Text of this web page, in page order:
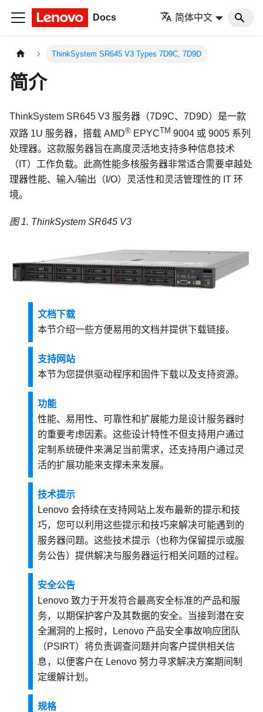
Docs 简体中文
ThinkSystem SR645 V3 Types 7D9C, 7D9D
简介
ThinkSystem SR645 V3 服务器（7D9C、7D9D）是一款
双路 1U 服务器，搭载 AMD® EPYCTM 9004 或 9005 系列
处理器。这款服务器旨在高度灵活地支持多种信息技术
（IT）工作负载。此高性能多核服务器非常适合需要卓越处
理器性能、输入/输出（I/O）灵活性和灵活管理性的 IT 环
境。
图 1. ThinkSystem SR645 V3
文档下载
本节介绍一些方便易用的文档并提供下载链接。
支持网站
本节为您提供驱动程序和固件下载以及支持资源。
功能
性能、易用性、可靠性和扩展能力是设计服务器时
的重要考虑因素。这些设计特性不但支持用户通过
定制系统硬件来满足当前需求，还支持用户通过灵
活的扩展功能来支撑未来发展。
技术提示
Lenovo 会持续在支持网站上发布最新的提示和技
巧，您可以利用这些提示和技巧来解决可能遇到的
服务器问题。这些技术提示（也称为保留提示或服
务公告）提供解决与服务器运行相关问题的过程。
安全公告
Lenovo 致力于开发符合最高安全标准的产品和服
务，以期保护客户及其数据的安全。当接到潜在安
全漏洞的上报时，Lenovo 产品安全事故响应团队
（PSIRT）将负责调查问题并向客户提供相关信
息，以便客户在 Lenovo 努力寻求解决方案期间制
定缓解计划。
规格